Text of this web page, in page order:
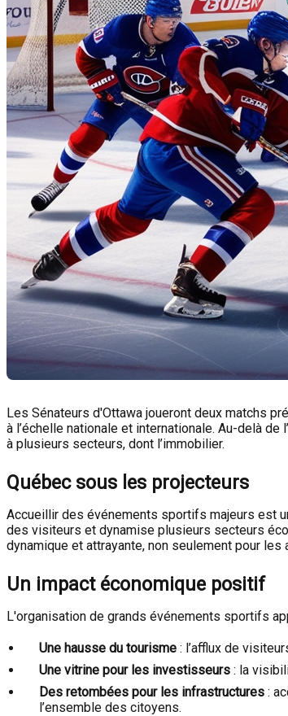
Les Sénateurs d'Ottawa joueront deux matchs
à l’échelle nationale et internationale. Au-delà
à plusieurs secteurs, dont l’immobilier.
Québec sous les projecteurs
Accueillir des événements sportifs majeurs est
des visiteurs et dynamise plusieurs secteurs
dynamique et attrayante, non seulement pour
Un impact économique positif
L'organisation de grands événements sportifs
Une hausse du tourisme : l’afflux de
Une vitrine pour les investisseurs : la
Des retombées pour les infrastructures :
l’ensemble des citoyens.